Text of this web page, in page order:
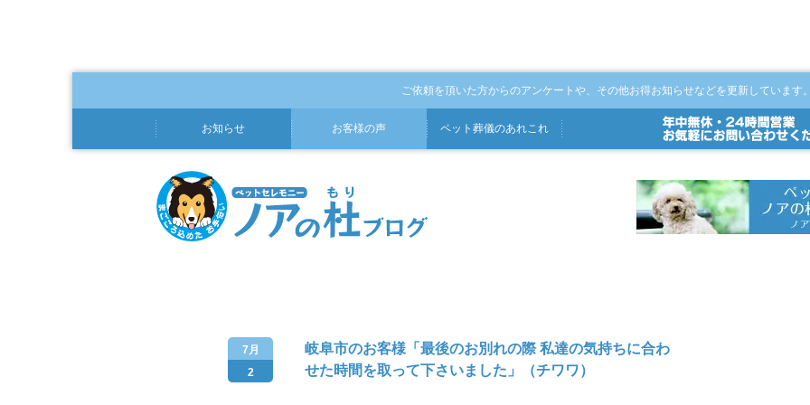
ご依頼を頂いた方からのアンケートや、その他お得お知らせなどを更新しています
お知らせ お客様の声 ペット 葬儀のあれこれ
7月
2
岐阜市のお客様「最後のお別れの際 私達の気持ちに合わ
せた時間を取って下さいました」（チワワ）